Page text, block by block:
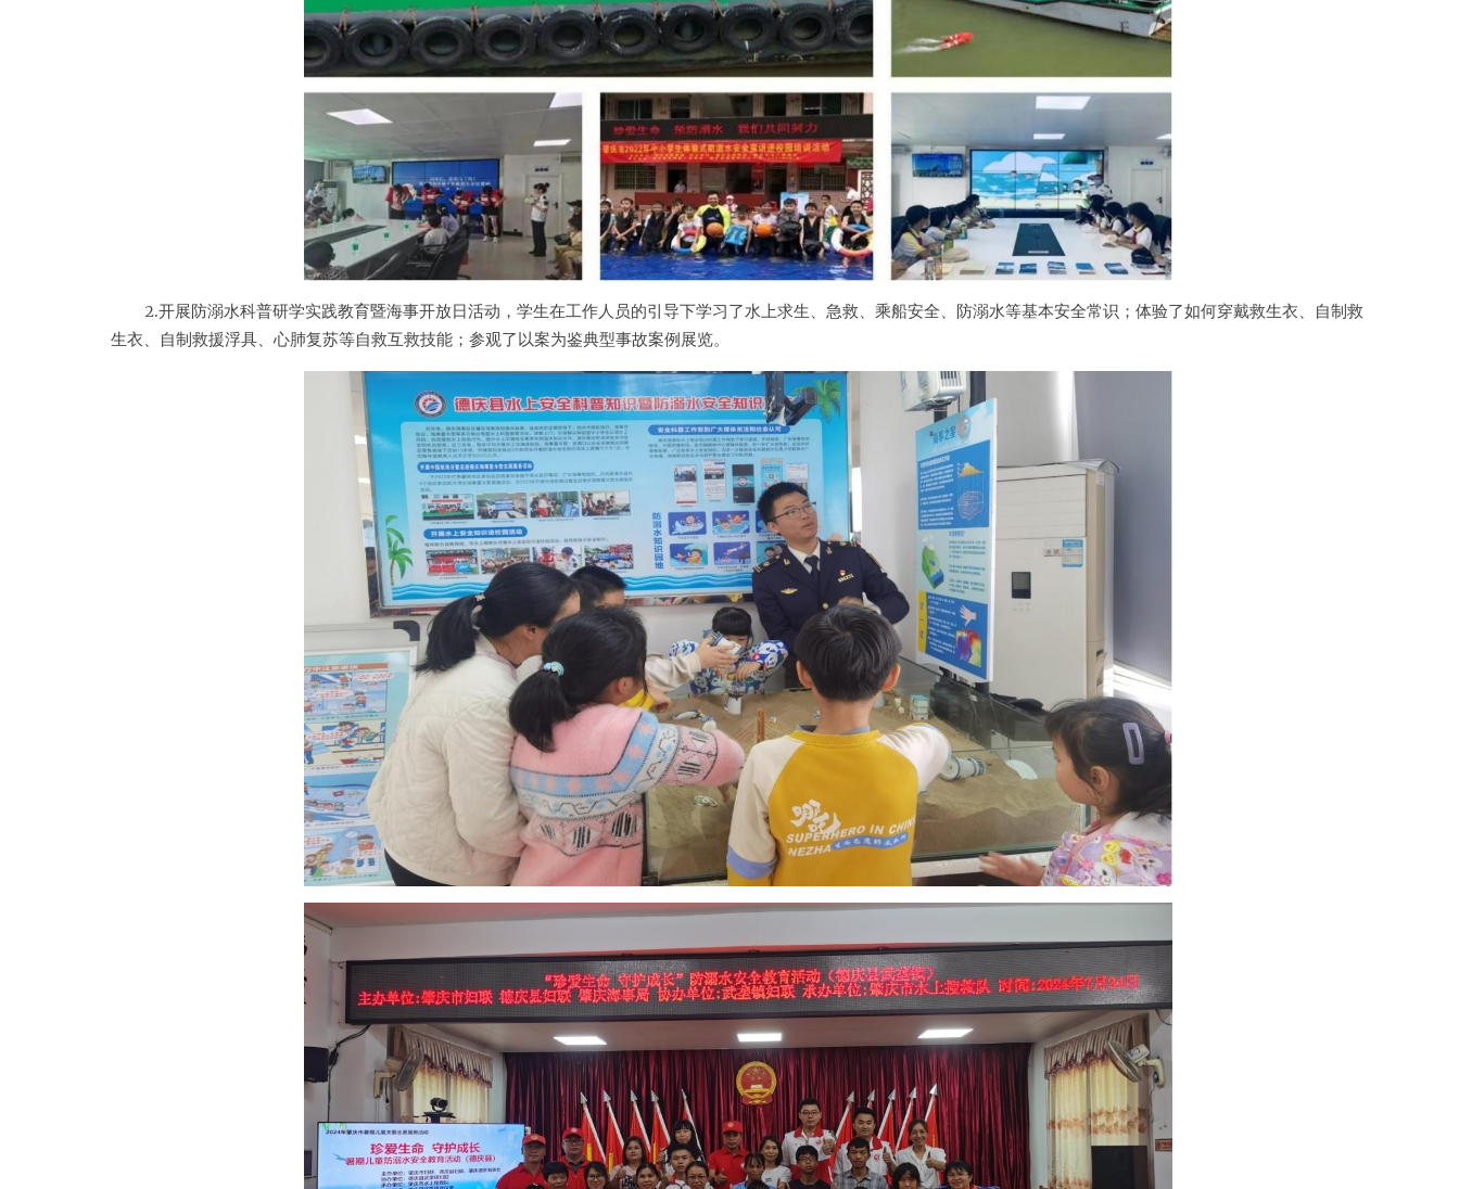
2.开展防溺水科普研学实践教育暨海事开放日活动，学生在工作人员的引导下学习了水上求生、急救、乘船安全、防溺水等基本安全常识；体验了如何穿戴救生衣、自制救
生衣、自制救援浮具、心肺复苏等自救互救技能；参观了以案为鉴典型事故案例展览。